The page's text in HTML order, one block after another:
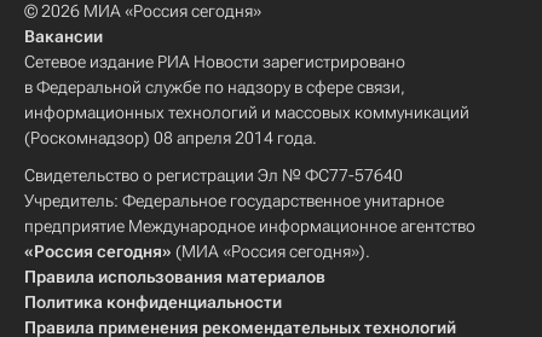
© 2026 МИА «Россия сегодня»
Вакансии
Сетевое издание РИА Новости зарегистрировано
в Федеральной службе по надзору в сфере связи,
информационных технологий и массовых коммуникаций
(Роскомнадзор) 08 апреля 2014 года.
Свидетельство о регистрации Эл № ФС77-57640
Учредитель: Федеральное государственное унитарное
предприятие Международное информационное агентство
«Россия сегодня» (МИА «Россия сегодня»).
Правила использования материалов
Политика конфиденциальности
Правила применения рекомендательных технологий